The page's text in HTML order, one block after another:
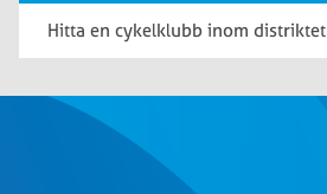
Hitta en cykelklubb inom distriktet